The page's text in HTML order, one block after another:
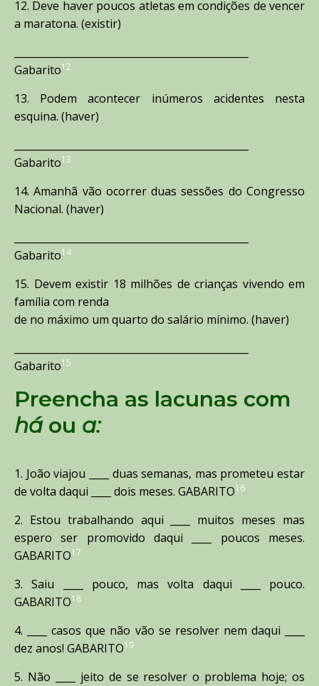
12. Deve haver poucos atletas em condições de vencer
a maratona. (existir)
Gabarito12
13. Podem acontecer inúmeros acidentes nesta
esquina. (haver)
Gabarito13
14. Amanhã vão ocorrer duas sessões do Congresso
Nacional. (haver)
Gabarito14
15. Devem existir 18 milhões de crianças vivendo em
família com renda
de no máximo um quarto do salário mínimo. (haver)
Gabarito15
Preencha as lacunas com
há ou a:
1. João viajou ____ duas semanas, mas prometeu estar
de volta daqui ____ dois meses. GABARITO16
2. Estou trabalhando aqui ____ muitos meses mas
espero ser promovido daqui ____ poucos meses.
GABARITO17
3. Saiu ____ pouco, mas volta daqui ____ pouco.
GABARITO18
4. ____ casos que não vão se resolver nem daqui ____
dez anos! GABARITO19
5. Não ____ jeito de se resolver o problema hoje; os